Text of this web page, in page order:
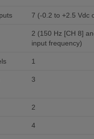
7 (-0.2 to +2.5 Vdc
2 (150 Hz [CH 8]
input frequency)
1
3
2
4